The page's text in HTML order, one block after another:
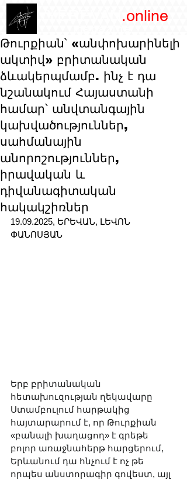
.online
Թուրքիան՝ «անփոխարինելի
ակտիվ» բրիտանական
ձևակերպմամբ. ինչ է դա
նշանակում Հայաստանի
համար՝ անվտանգային
կախվածություններ,
սահմանային
անորոշություններ,
իրավական և
դիվանագիտական
հակակշիռներ
19.09.2025, ԵՐԵՎԱՆ, ԼԵՎՈՆ
ՓԱՆՈՍՅԱՆ
Երբ բրիտանական
հետախուզության ղեկավարը
Ստամբուլում հարթակից
հայտարարում է, որ Թուրքիան
«բանալի խաղացող» է գրեթե
բոլոր առաջնահերթ հարցերում,
Երևանում դա հնչում է ոչ թե
որպես անստորագիր գովեստ, այլ